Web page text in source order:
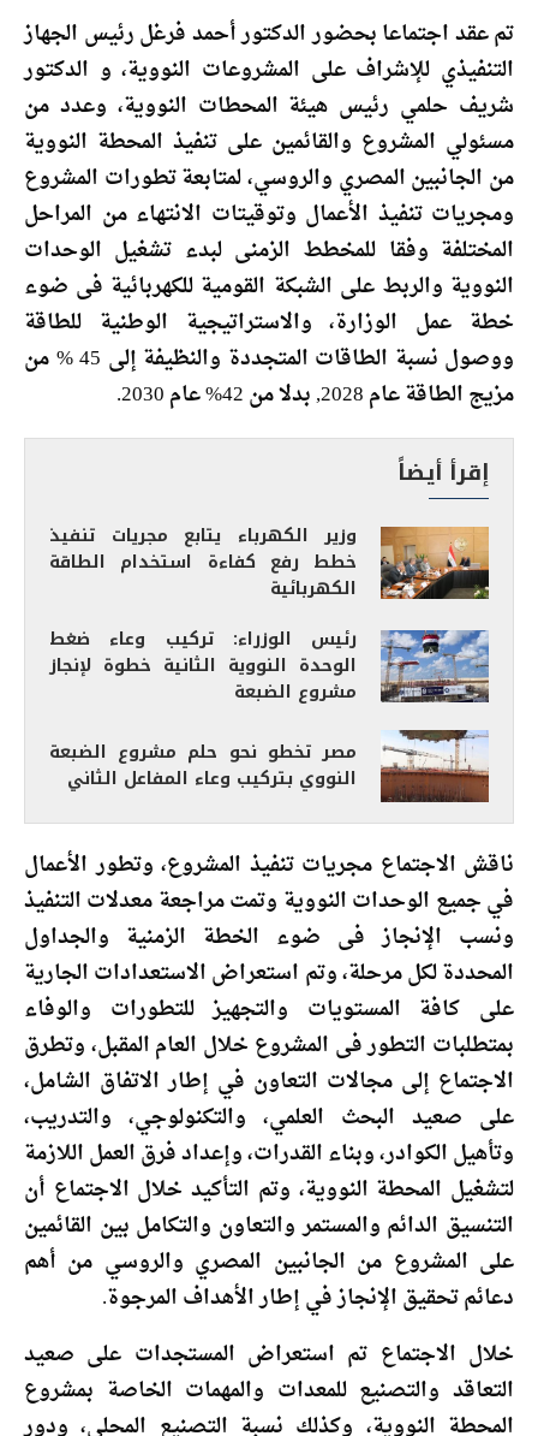
تم عقد اجتماعا بحضور الدكتور أحمد فرغل رئيس الجهاز
التنفيذي للإشراف على المشروعات النووية، و الدكتور
شريف حلمي رئيس هيئة المحطات النووية، وعدد من
مسئولي المشروع والقائمين على تنفيذ المحطة النووية
من الجانبين المصري والروسي، لمتابعة تطورات المشروع
ومجريات تنفيذ الأعمال وتوقيتات الانتهاء من المراحل
المختلفة وفقا للمخطط الزمنى لبدء تشغيل الوحدات
النووية والربط على الشبكة القومية للكهربائية فى ضوء
خطة عمل الوزارة، والاستراتيجية الوطنية للطاقة
ووصول نسبة الطاقات المتجددة والنظيفة إلى 45 % من
مزيج الطاقة عام 2028, بدلا من 42% عام 2030.
إقرأ أيضاً
وزير الكهرباء يتابع مجريات تنفيذ
خطط رفع كفاءة استخدام الطاقة
الكهربائية
رئيس الوزراء: تركيب وعاء ضغط
الوحدة النووية الثانية خطوة لإنجاز
مشروع الضبعة
مصر تخطو نحو حلم مشروع الضبعة
النووي بتركيب وعاء المفاعل الثاني
ناقش الاجتماع مجريات تنفيذ المشروع، وتطور الأعمال
في جميع الوحدات النووية وتمت مراجعة معدلات التنفيذ
ونسب الإنجاز فى ضوء الخطة الزمنية والجداول
المحددة لكل مرحلة، وتم استعراض الاستعدادات الجارية
على كافة المستويات والتجهيز للتطورات والوفاء
بمتطلبات التطور فى المشروع خلال العام المقبل، وتطرق
الاجتماع إلى مجالات التعاون في إطار الاتفاق الشامل،
على صعيد البحث العلمي، والتكنولوجي، والتدريب،
وتأهيل الكوادر، وبناء القدرات، وإعداد فرق العمل اللازمة
لتشغيل المحطة النووية، وتم التأكيد خلال الاجتماع أن
التنسيق الدائم والمستمر والتعاون والتكامل بين القائمين
على المشروع من الجانبين المصري والروسي من أهم
دعائم تحقيق الإنجاز في إطار الأهداف المرجوة.
خلال الاجتماع تم استعراض المستجدات على صعيد
التعاقد والتصنيع للمعدات والمهمات الخاصة بمشروع
المحطة النووية، وكذلك نسبة التصنيع المحلي، ودور